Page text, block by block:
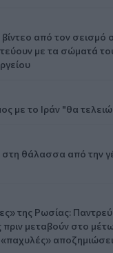
βίντεο από τον σεισμό
με τα σώματά
με το Ιράν "θα
θάλασσα από την
της Ρωσίας:
μεταβούν στο
«παχυλές»